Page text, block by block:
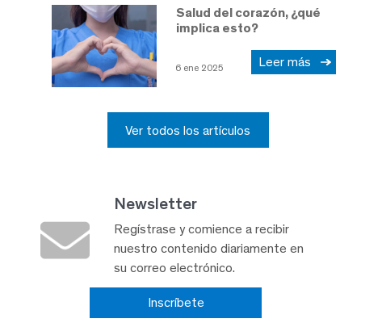
Salud del corazón, ¿qué
implica esto?
6 ene 2025 Leer más
Ver todos los artículos
Newsletter
Regístrase y comience a recibir
nuestro contenido diariamente en
su correo electrónico.
Inscríbete